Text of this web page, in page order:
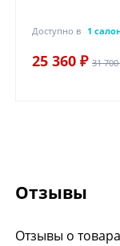
Доступно в 1
25 360 ₽ 31
Отзывы
Отзывы о